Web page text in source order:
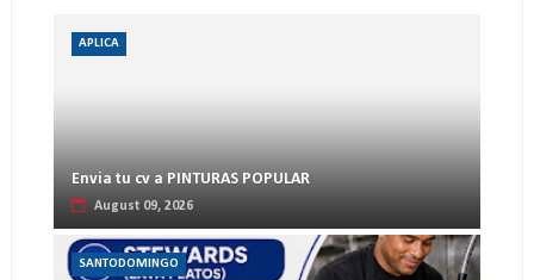
APLICA
Envia tu cv a PINTURAS POPULAR
August 09, 2026
SANTODOMINGO